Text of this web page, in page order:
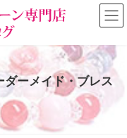
ダーメイド・ブレス